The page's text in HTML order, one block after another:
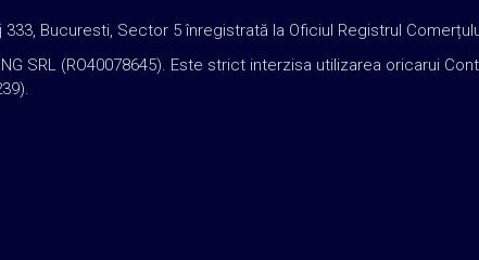
333, Bucuresti, Sector 5 înregistrată la Oficiul Registrul
SRL (RO40078645). Este strict interzisa utilizarea oricarui